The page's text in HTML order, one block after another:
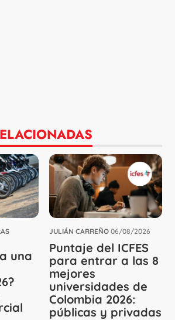
una
JULIÁN CARREÑO 06/08/2026
Puntaje del ICFES
para entrar a las 8
mejores
universidades de
Colombia 2026:
públicas y privadas